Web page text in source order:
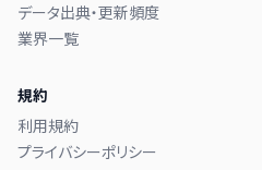
データ出典・更新頻度
業界一覧
規約
利用規約
プライバシーポリシー